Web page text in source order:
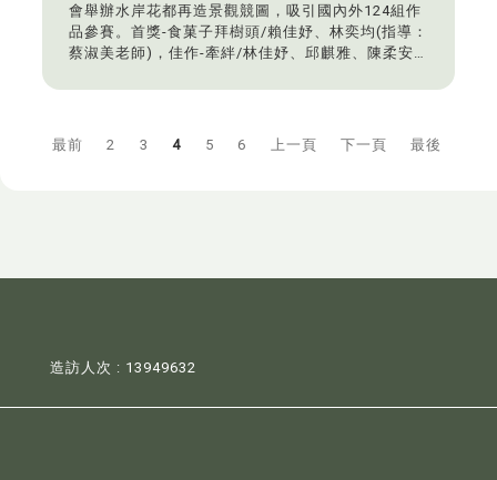
會舉辦水岸花都再造景觀競圖，吸引國內外124組作
品參賽。首獎-食菓子拜樹頭/賴佳妤、林奕均(指導：
蔡淑美老師)，佳作-牽絆/林佳妤、邱麒雅、陳柔安
最前 2 3 4 5 6 上一頁 下一頁 最後
造訪人次 : 13949632